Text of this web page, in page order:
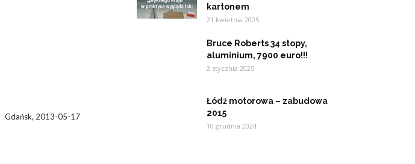
Gdańsk, 2013-05-17
kartonem
21 kwietnia 2025
Bruce Roberts 34 stopy,
aluminium, 7900 euro!!!
2 stycznia 2025
Łódź motorowa – zabudowa
2015
10 grudnia 2024